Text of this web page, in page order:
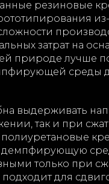
резиновые
из-
затрат на
природе лучше
среды
выдерживать
так и при
полиуретановые
демпфирующую
только при
для